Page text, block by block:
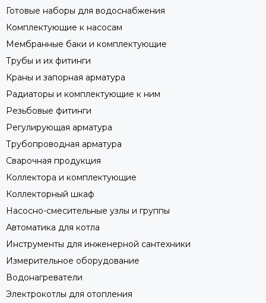
Готовые наборы для водоснабжения
Комплектующие к насосам
Мембранные баки и комплектующие
Трубы и их фитинги
Краны и запорная арматура
Радиаторы и комплектующие к ним
Резьбовые фитинги
Регулирующая арматура
Трубопроводная арматура
Сварочная продукция
Коллектора и комплектующие
Коллекторный шкаф
Насосно-смесительные узлы и группы
Автоматика для котла
Инструменты для инженерной сантехники
Измерительное оборудование
Водонагреватели
Электрокотлы для отопления